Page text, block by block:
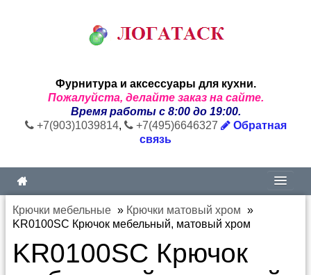
Фурнитура и аксессуары для кухни.
Пожалуйста, делайте заказ на сайте.
Время работы с 8:00 до 19:00.
+7(903)1039814, +7(495)6646327
Обратная
связь
Крючки мебельные » Крючки матовый хром »
KR0100SC Крючок мебельный, матовый хром
KR0100SC Крючок